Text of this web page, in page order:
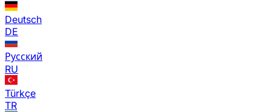
Deutsch
DE
Русский
RU
Türkçe
TR